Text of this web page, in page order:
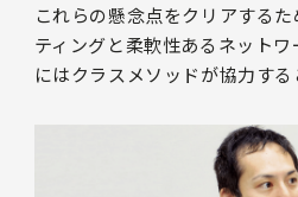
これらの懸念点をクリアする
ティングと柔軟性あるネット
にはクラスメソッドが協力する